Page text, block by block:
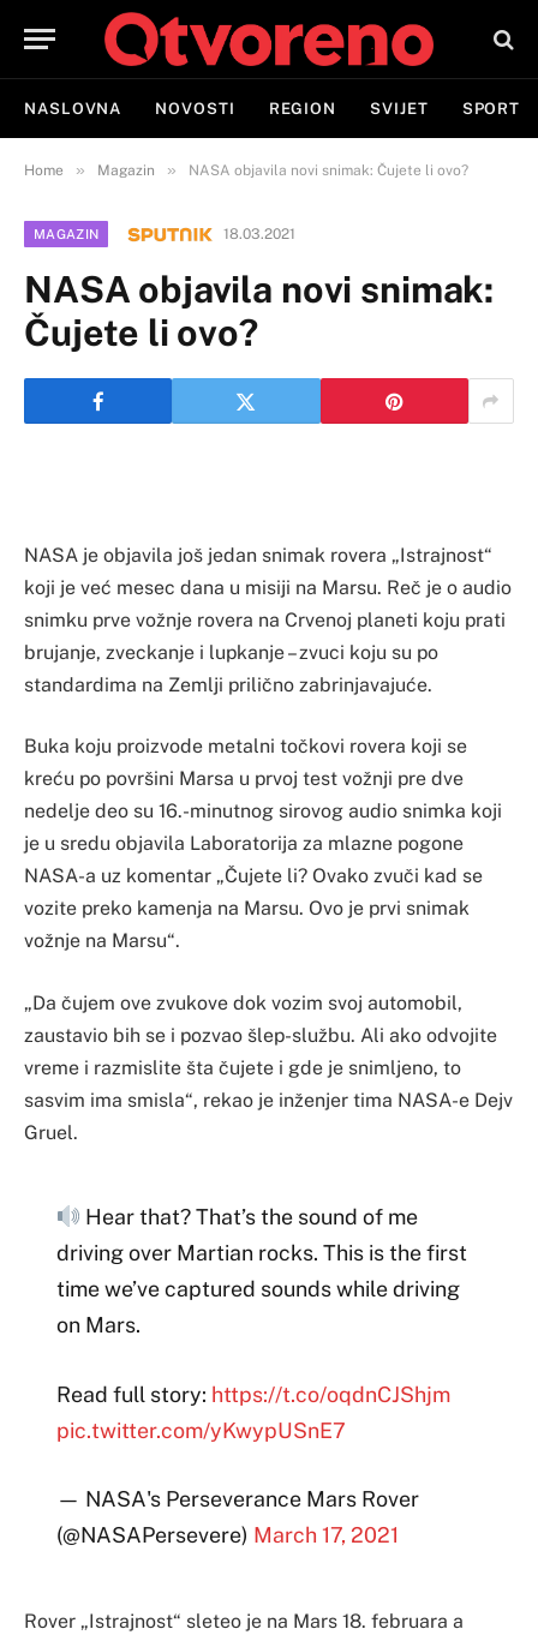
NASLOVNA NOVOSTI REGION SVIJET SPORT
Home » Magazin » NASA objavila novi snimak: Čujete li ovo?
MAGAZIN 18.03.2021
NASA objavila novi snimak:
Čujete li ovo?
NASA je objavila još jedan snimak rovera „Istrajnost“
koji je već mesec dana u misiji na Marsu. Reč je o audio
snimku prve vožnje rovera na Crvenoj planeti koju prati
brujanje, zveckanje i lupkanje – zvuci koju su po
standardima na Zemlji prilično zabrinjavajuće.
Buka koju proizvode metalni točkovi rovera koji se
kreću po površini Marsa u prvoj test vožnji pre dve
nedelje deo su 16.-minutnog sirovog audio snimka koji
je u sredu objavila Laboratorija za mlazne pogone
NASA-a uz komentar „Čujete li? Ovako zvuči kad se
vozite preko kamenja na Marsu. Ovo je prvi snimak
vožnje na Marsu“.
„Da čujem ove zvukove dok vozim svoj automobil,
zaustavio bih se i pozvao šlep-službu. Ali ako odvojite
vreme i razmislite šta čujete i gde je snimljeno, to
sasvim ima smisla“, rekao je inženjer tima NASA-e Dejv
Gruel.
Hear that? That’s the sound of me
driving over Martian rocks. This is the first
time we’ve captured sounds while driving
on Mars.
Read full story: https://t.co/oqdnCJShjm
pic.twitter.com/yKwypUSnE7
— NASA's Perseverance Mars Rover
(@NASAPersevere) March 17, 2021
Rover „Istrajnost“ sleteo je na Mars 18. februara a